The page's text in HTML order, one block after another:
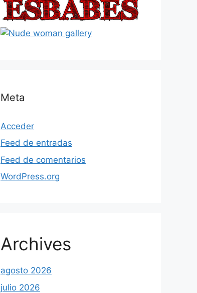
Meta
Acceder
Feed de entradas
Feed de comentarios
WordPress.org
Archives
agosto 2026
julio 2026